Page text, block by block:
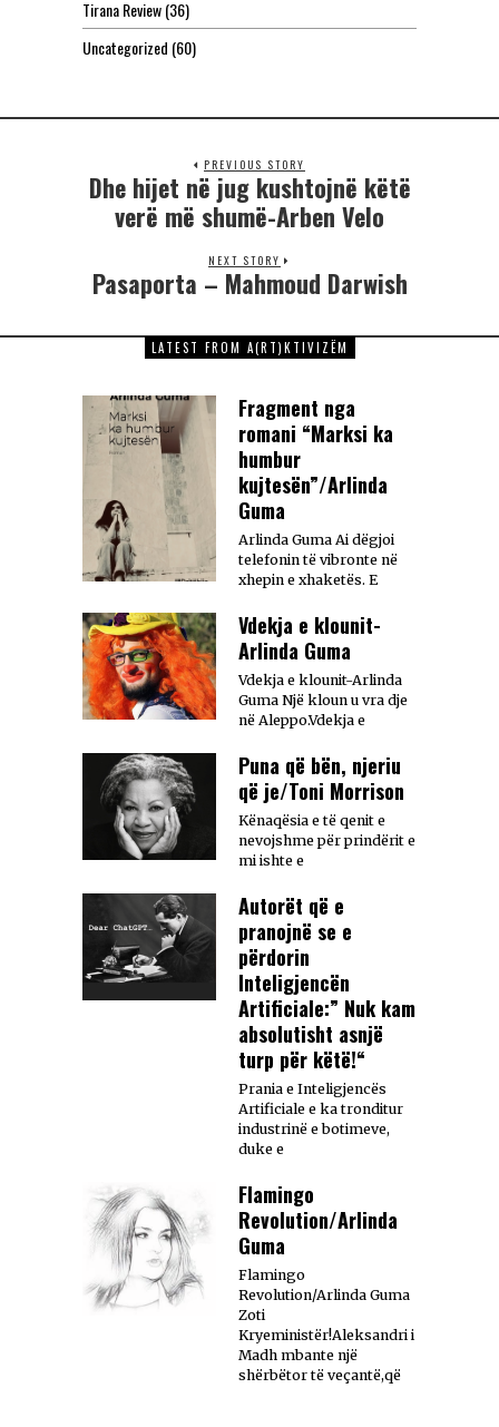
Tirana Review(36)
Uncategorized (60)
PREVIOUS STORY
Dhe hijet në jug kushtojnë këtë
verë më shumë-Arben Velo
NEXT STORY
Pasaporta – Mahmoud Darwish
LATEST FROM A(RT)KTIVIZËM
Fragment nga
romani “Marksi ka
humbur
kujtesën”/Arlinda
Guma
Arlinda Guma Ai dëgjoi
telefonin të vibronte në
xhepin e xhaketës. E
Vdekja e klounit-
Arlinda Guma
Vdekja e klounit-Arlinda
Guma Një kloun u vra dje
në Aleppo.Vdekja e
Puna që bën, njeriu
që je/Toni Morrison
Kënaqësia e të qenit e
nevojshme për prindërit e
mi ishte e
Autorët që e
pranojnë se e
përdorin
Inteligjencën
Artificiale:” Nuk kam
absolutisht asnjë
turp për këtë!“
Prania e Inteligjencës
Artificiale e ka tronditur
industrinë e botimeve,
duke e
Flamingo
Revolution/Arlinda
Guma
Flamingo
Revolution/Arlinda Guma
Zoti
Kryeministër!Aleksandri i
Madh mbante një
shërbëtor të veçantë,që